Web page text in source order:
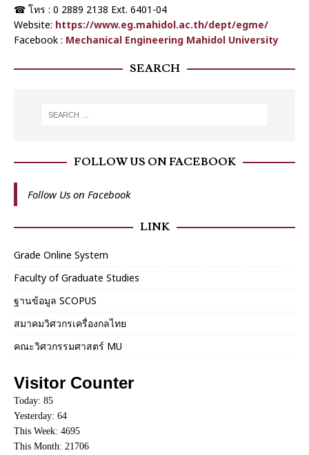
☎︎ โทร : 0 2889 2138 Ext. 6401-04
Website: https://www.eg.mahidol.ac.th/dept/egme/
Facebook : Mechanical Engineering Mahidol University
SEARCH
FOLLOW US ON FACEBOOK
Follow Us on Facebook
LINK
Grade Online System
Faculty of Graduate Studies
ฐานข้อมูล SCOPUS
สมาคมวิศวกรเครื่องกลไทย
คณะวิศวกรรมศาสตร์ MU
Visitor Counter
Today: 85
Yesterday: 64
This Week: 4695
This Month: 21706